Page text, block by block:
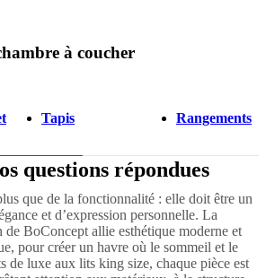
à coucher
Tapis Rangements
questions répondues
que de la fonctionnalité : elle doit être un
et d’expression personnelle. La
BoConcept allie esthétique moderne et
pour créer un havre où le sommeil et le
de luxe aux lits king size, chaque pièce est